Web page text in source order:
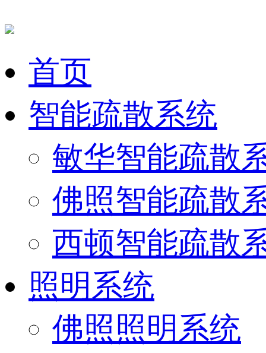
首页
智能疏散系统
敏华智能疏散
佛照智能疏散
西顿智能疏散
照明系统
佛照照明系统